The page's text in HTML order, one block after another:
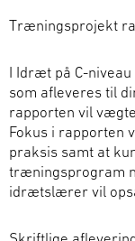
Træningsprojekt
I Idræt på C-
som afleveres til
rapporten vil
Fokus i rapporten
praksis samt at
træningsprogram
idrætslærer vil